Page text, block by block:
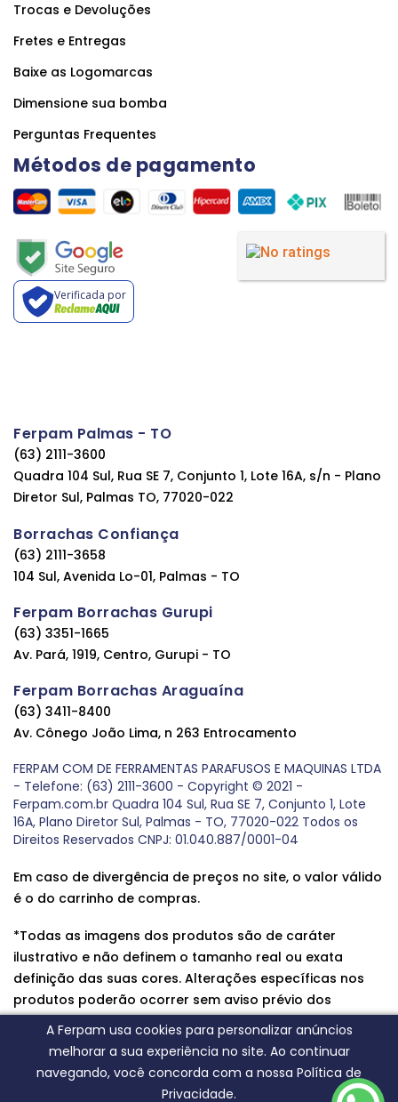
A Ferpam usa cookies para personalizar anúncios
melhorar a sua experiência no site. Ao continuar
navegando, você concorda com a nossa Política de
Privacidade.
Trocas e Devoluções
Fretes e Entregas
Baixe as Logomarcas
Dimensione sua bomba
Perguntas Frequentes
Métodos de pagamento
Verificada por
Ferpam Palmas - TO
(63) 2111-3600
Quadra 104 Sul, Rua SE 7, Conjunto 1, Lote 16A, s/n - Plano
Diretor Sul, Palmas TO, 77020-022
Borrachas Confiança
(63) 2111-3658
104 Sul, Avenida Lo-01, Palmas - TO
Ferpam Borrachas Gurupi
(63) 3351-1665
Av. Pará, 1919, Centro, Gurupi - TO
Ferpam Borrachas Araguaína
(63) 3411-8400
Av. Cônego João Lima, n 263 Entrocamento
FERPAM COM DE FERRAMENTAS PARAFUSOS E MAQUINAS LTDA
- Telefone: (63) 2111-3600 - Copyright © 2021 -
Ferpam.com.br Quadra 104 Sul, Rua SE 7, Conjunto 1, Lote
16A, Plano Diretor Sul, Palmas - TO, 77020-022 Todos os
Direitos Reservados CNPJ: 01.040.887/0001-04
Em caso de divergência de preços no site, o valor válido
é o do carrinho de compras.
*Todas as imagens dos produtos são de caráter
ilustrativo e não definem o tamanho real ou exata
definição das suas cores. Alterações específicas nos
produtos poderão ocorrer sem aviso prévio dos
fornecedores, qualquer dúvida sobre nossos produtos
entre em contato conosco.